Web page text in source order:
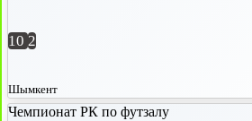
10 2
Шымкент
Чемпионат РК по футзалу